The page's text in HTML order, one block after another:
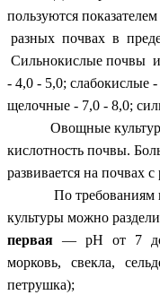
пользуются
разных почвах в
Сильнокислые почвы
- 4,0 - 5,0; слабокислые
щелочные - 7,0 - 8,0;
Овощные культуры
кислотность почвы.
развивается на почвах
По требованиям к
культуры можно
первая — рН от 7 до
морковь, свекла,
петрушка);